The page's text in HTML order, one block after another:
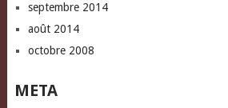
septembre 2014
août 2014
octobre 2008
META